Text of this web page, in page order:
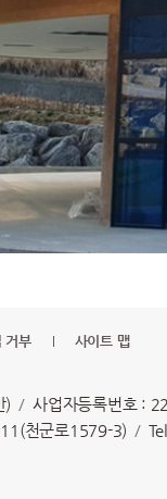
거부 사이트 맵
)
사업자등록번호 :
천군로1579-3)